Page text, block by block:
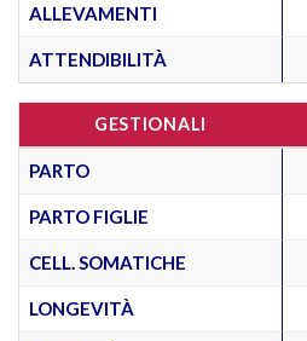
ALLEVAMENTI
ATTENDIBILITÀ
GESTIONALI
PARTO
PARTO FIGLIE
CELL. SOMATICHE
LONGEVITÀ